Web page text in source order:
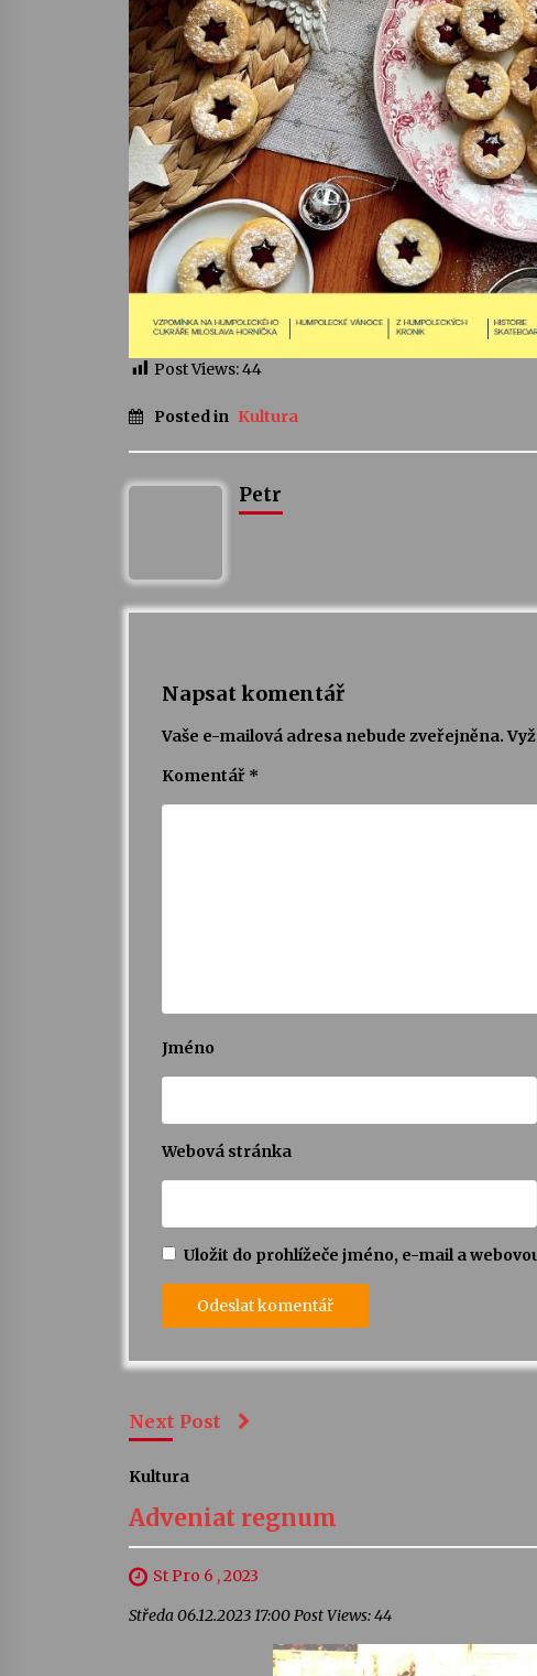
Post Views:44
Posted in Kultura
Petr
Napsat komentář
Vaše e-mailová adresa nebude zveřejněna.
Komentář *
Jméno
Webová stránka
Uložit do prohlížeče jméno, e-mail a
Next Post
Kultura
Adveniat regnum
St Pro 6 , 2023
Středa 06.12.2023 17:00 Post Views: 44